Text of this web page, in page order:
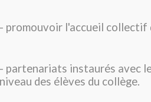
- promouvoir l'accueil collectif
- partenariats instaurés avec
niveau des élèves du collège.